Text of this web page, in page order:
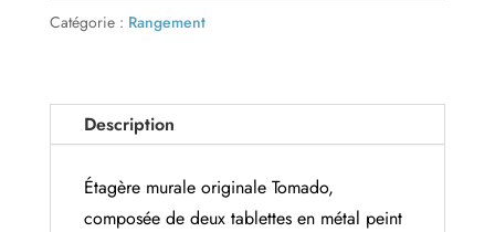
Catégorie : Rangement
Description
Étagère murale originale Tomado,
composée de deux tablettes en métal peint